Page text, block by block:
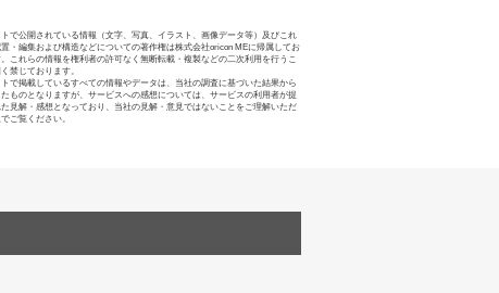
トで公開されている情報（文字、写真、イラスト、画像データ等）及びこれ
置・編集および構造などについての著作権は株式会社oricon MEに帰属してお
。これらの情報を権利者の許可なく無断転載・複製などの二次利用を行うこ
禁じております。
トで掲載しているすべての情報やデータは、当社の調査に基づいた結果から
ものとなりますが、サービスへの感想については、サービスの利用者が提
見解・感想となっており、当社の見解・意見ではないことをご理解いただ
ご覧ください。